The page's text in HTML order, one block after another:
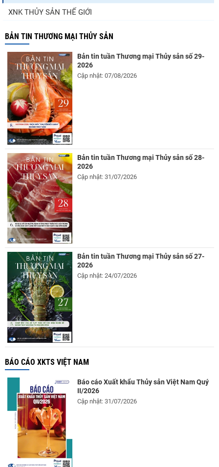
XNK THỦY SẢN THẾ GIỚI
BẢN TIN THƯƠNG MẠI THỦY SẢN
Bản tin tuần Thương mại Thủy sản số 29-
2026
Cập nhật: 07/08/2026
Bản tin tuần Thương mại Thủy sản số 28-
2026
Cập nhật: 31/07/2026
Bản tin tuần Thương mại Thủy sản số 27-
2026
Cập nhật: 24/07/2026
BÁO CÁO XKTS VIỆT NAM
Báo cáo Xuất khẩu Thủy sản Việt Nam Quý
II/2026
Cập nhật: 31/07/2026